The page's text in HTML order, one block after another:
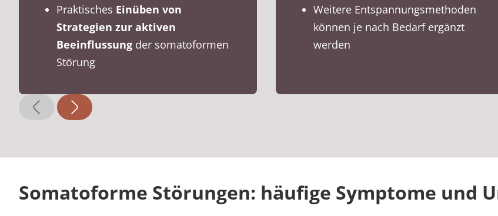
Praktisches Einüben von
Strategien zur aktiven
Beeinflussung der somatoformen
Störung
Weitere Entspannungsmethoden
können je nach Bedarf ergänzt
werden
Somatoforme Störungen: häufige Symptome und